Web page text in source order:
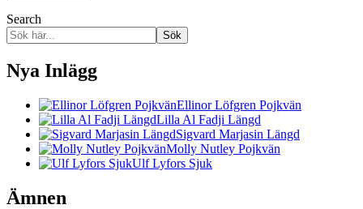
Search
Sök
Nya Inlägg
Ellinor Löfgren Pojkvän
Lilla Al Fadji Längd
Sigvard Marjasin Längd
Molly Nutley Pojkvän
Ulf Lyfors Sjuk
Ämnen